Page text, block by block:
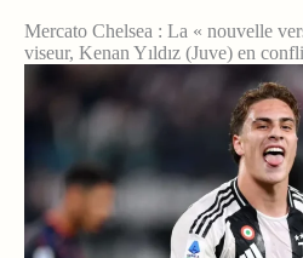
Mercato Chelsea : La « nouvelle
viseur, Kenan Yıldız (Juve) en